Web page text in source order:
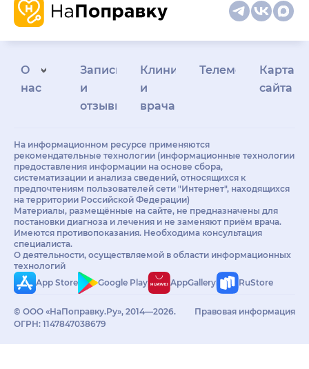
О
нас
Запись
и
отзывы
Клиникам
и
врачам
Телемедицина
Карта
сайта
На информационном ресурсе применяются
рекомендательные технологии (информационные технологии
предоставления информации на основе сбора,
систематизации и анализа сведений, относящихся к
предпочтениям пользователей сети "Интернет", находящихся
на территории Российской Федерации)
Материалы, размещённые на сайте, не предназначены для
постановки диагноза и лечения и не заменяют приём врача.
Имеются противопоказания. Необходима консультация
специалиста.
О деятельности, осуществляемой в области информационных
технологий
App Store
Google Play AppGallery RuStore
© ООО «НаПоправку.Ру», 2014—2026.
ОГРН: 1147847038679
Правовая информация